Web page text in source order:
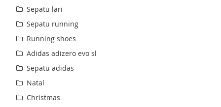
Sepatu lari
Sepatu running
Running shoes
Adidas adizero evo sl
Sepatu adidas
Natal
Christmas